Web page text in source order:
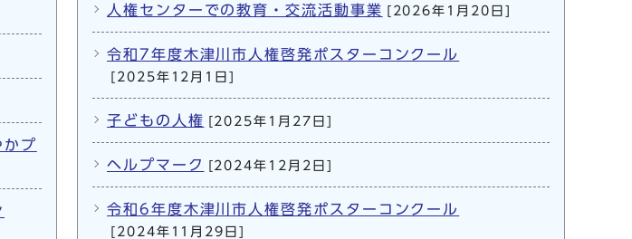
プ
人権センターでの教育・交流活動事業 [2026年1月20日]
令和7年度木津川市人権啓発ポスターコンクール
[2025年12月1日]
子どもの人権 [2025年1月27日]
ヘルプマーク [2024年12月2日]
令和6年度木津川市人権啓発ポスターコンクール
[2024年11月29日]